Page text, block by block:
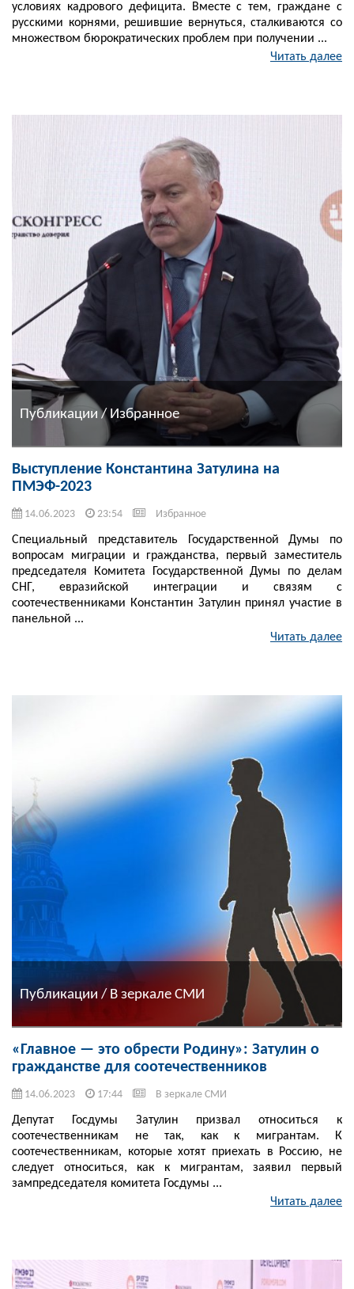
условиях кадрового дефицита. Вместе с тем, граждане с
русскими корнями, решившие вернуться, сталкиваются со
множеством бюрократических проблем при получении ...
Читать далее
Публикации / Избранное
Выступление Константина Затулина на
ПМЭФ-2023
14.06.2023 23:54 Избранное
Специальный представитель Государственной Думы по
вопросам миграции и гражданства, первый заместитель
председателя Комитета Государственной Думы по делам
СНГ, евразийской интеграции и связям с
соотечественниками Константин Затулин принял участие в
панельной ...
Читать далее
Публикации / В зеркале СМИ
«Главное — это обрести Родину»: Затулин о
гражданстве для соотечественников
14.06.2023 17:44 В зеркале СМИ
Депутат Госдумы Затулин призвал относиться к
соотечественникам не так, как к мигрантам. К
соотечественникам, которые хотят приехать в Россию, не
следует относиться, как к мигрантам, заявил первый
зампредседателя комитета Госдумы ...
Читать далее